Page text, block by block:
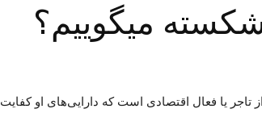
میگوییم؟
یا فعال اقتصادی است که دارایی‌های او کفایت